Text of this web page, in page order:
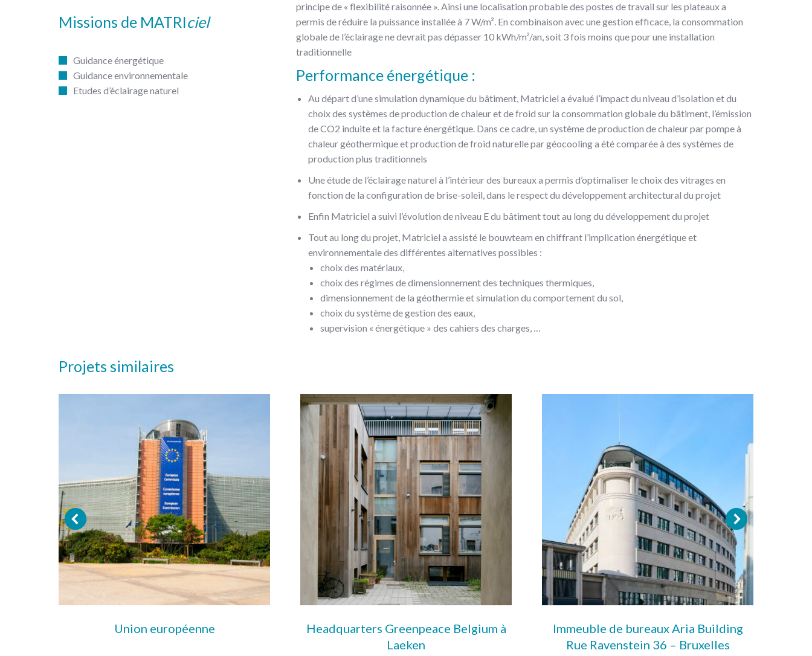
Missions de MATRIciel
Guidance énergétique
Guidance environnementale
Etudes d’éclairage naturel
principe de « flexibilité raisonnée ». Ainsi une localisation probable des postes de travail sur les plateaux a
permis de réduire la puissance installée à 7 W/m². En combinaison avec une gestion efficace, la consommation
globale de l’éclairage ne devrait pas dépasser 10 kWh/m²/an, soit 3 fois moins que pour une installation
traditionnelle
Performance énergétique :
Au départ d’une simulation dynamique du bâtiment, Matriciel a évalué l’impact du niveau d’isolation et du
choix des systèmes de production de chaleur et de froid sur la consommation globale du bâtiment, l’émission
de CO2 induite et la facture énergétique. Dans ce cadre, un système de production de chaleur par pompe à
chaleur géothermique et production de froid naturelle par géocooling a été comparée à des systèmes de
production plus traditionnels
Une étude de l’éclairage naturel à l’intérieur des bureaux a permis d’optimaliser le choix des vitrages en
fonction de la configuration de brise-soleil, dans le respect du développement architectural du projet
Enfin Matriciel a suivi l’évolution de niveau E du bâtiment tout au long du développement du projet
Tout au long du projet, Matriciel a assisté le bouwteam en chiffrant l’implication énergétique et
environnementale des différentes alternatives possibles :
choix des matériaux,
choix des régimes de dimensionnement des techniques thermiques,
dimensionnement de la géothermie et simulation du comportement du sol,
choix du système de gestion des eaux,
supervision « énergétique » des cahiers des charges, …
Projets similaires
Union européenne
Headquarters Greenpeace Belgium à
Laeken
Immeuble de bureaux Aria Building
Rue Ravenstein 36 – Bruxelles